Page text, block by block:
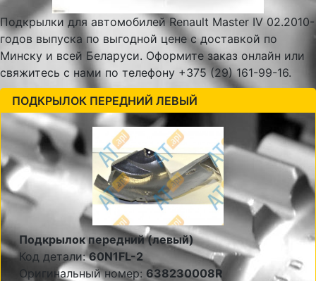
Подкрылки для автомобилей Renault Master IV 02.2010-
годов выпуска по выгодной цене с доставкой по
Минску и всей Беларуси. Оформите заказ онлайн или
свяжитесь с нами по телефону +375 (29) 161-99-16.
ПОДКРЫЛОК ПЕРЕДНИЙ ЛЕВЫЙ
Подкрылок передний (левый)
Код детали:60N1FL-2
Оригинальный номер: 638230008R